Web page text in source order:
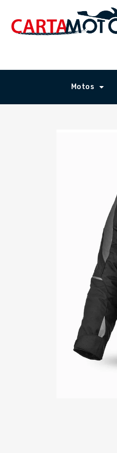
contenido
Motos